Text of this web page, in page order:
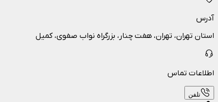
آدرس
استان تهران، تهران، هفت چنار، بزرگراه نواب صفوی، کمیل
اطلاعات تماس
تلفن